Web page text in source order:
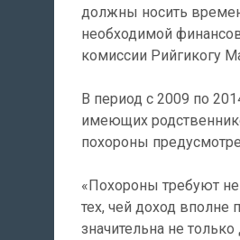
должны носить
необходимой
комиссии Рийгикогу
В период с 2009 по
имеющих
похороны
«Похороны требуют
тех, чей доход вполне
значительна не